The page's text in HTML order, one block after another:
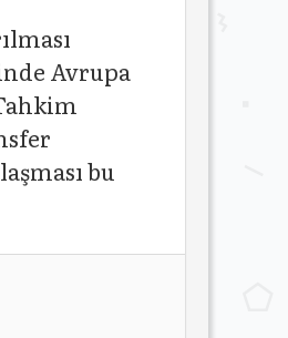
Avrupa
bu